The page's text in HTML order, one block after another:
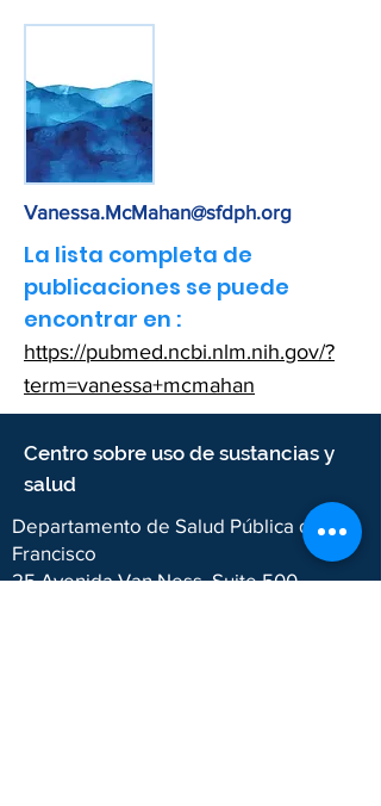
Vanessa.McMahan@sfdph.org
La lista completa de
publicaciones se puede
encontrar en :
https://pubmed.ncbi.nlm.nih.gov/?
term=vanessa+mcmahan
Centro sobre uso de sustancias y
salud
Departamento de Salud Pública de San
Francisco
25 Avenida Van Ness, Suite 500